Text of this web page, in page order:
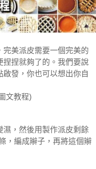
美派皮需要一個完美的
捏捏就夠了的。我們要說
發，你也可以想出你自
文教程)
濕，然後用製作派皮剩餘
，編成辮子，再將這個辮